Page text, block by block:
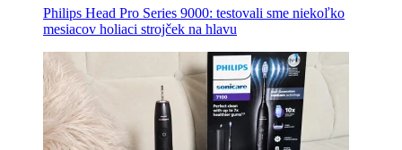
Philips Head Pro Series 9000: testovali sme niekoľko
mesiacov holiaci strojček na hlavu